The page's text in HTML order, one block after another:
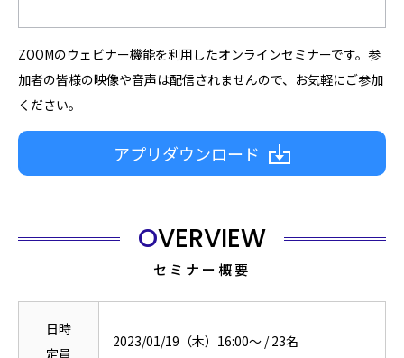
ZOOMのウェビナー機能を利用したオンラインセミナーです。参
加者の皆様の映像や音声は配信されませんので、お気軽にご参加
ください。
アプリダウンロード
OVERVIEW
セミナー概要
日時
定員
2023/01/19（木）16:00〜 /23名